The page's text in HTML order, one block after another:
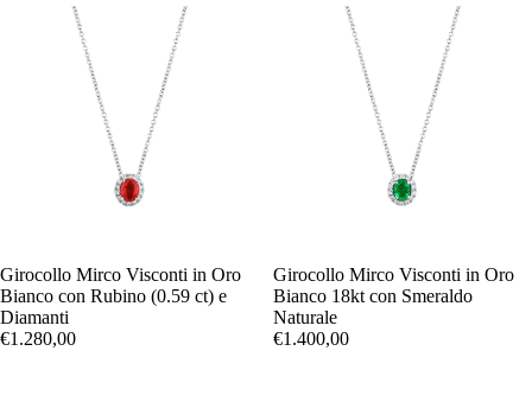
Girocollo Mirco Visconti in Oro
Bianco con Rubino (0.59 ct) e
Diamanti
€1.280,00
Girocollo Mirco Visconti in Oro
Bianco 18kt con Smeraldo
Naturale
€1.400,00